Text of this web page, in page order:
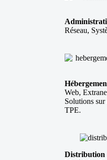
Réseau,
Web,
Solutions
TPE.
Distribution